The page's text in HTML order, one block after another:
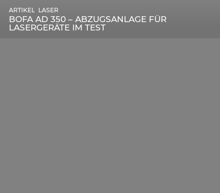
BOFA AD 350 – ABZUGSANLAGE FÜR
LASERGERÄTE IM TEST
ARTIKEL , LASER
DIE BEDEUTENDSTEN SCHRITTE ZUR
ERFOLGREICHEN MARKENBILDUNG IN DER
DIGITALEN ÄRA